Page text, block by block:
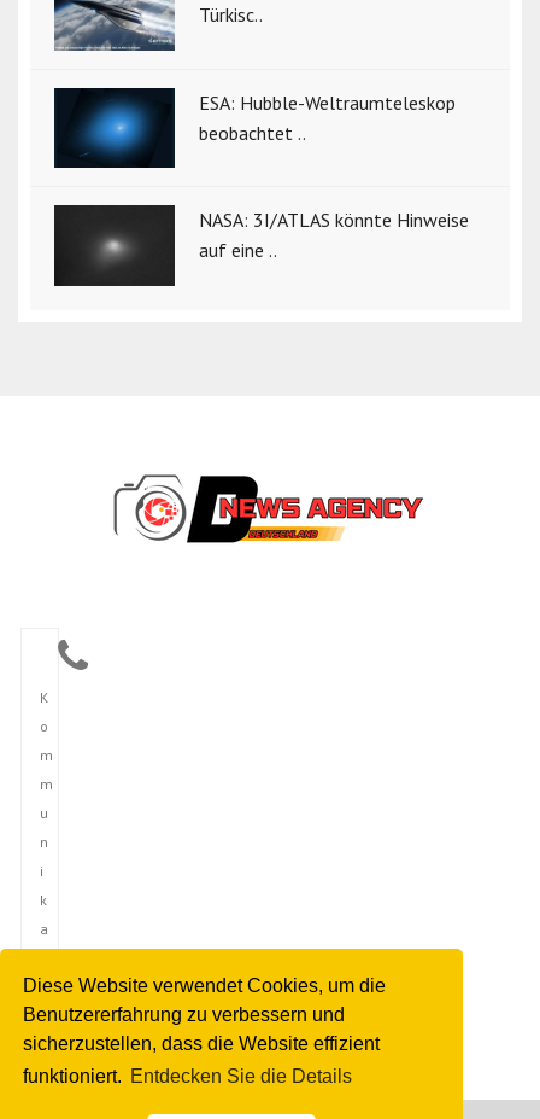
Diese Website verwendet Cookies, um die
Benutzererfahrung zu verbessern und
sicherzustellen, dass die Website effizient
funktioniert. Entdecken Sie die Details
Türkisc..
ESA: Hubble-Weltraumteleskop
beobachtet ..
NASA: 3I/ATLAS könnte Hinweise
auf eine ..
K
o
m
m
u
n
i
k
a
i
o
n